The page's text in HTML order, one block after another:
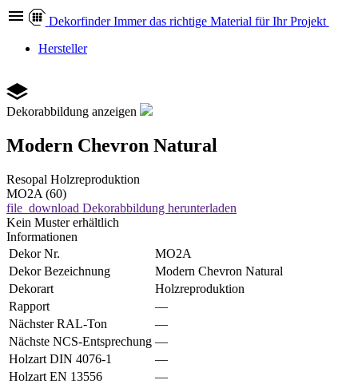
Dekorfinder Immer das richtige Material für Ihr Projekt
Hersteller
Dekorabbildung anzeigen
Modern Chevron Natural
Resopal Holzreproduktion
MO2A (60)
file_download Dekorabbildung herunterladen
Kein Muster erhältlich
Informationen
Dekor Nr.
MO2A
Dekor Bezeichnung
Modern Chevron Natural
Dekorart
Holzreproduktion
Rapport
—
Nächster RAL-Ton
—
Nächste NCS-Entsprechung —
Holzart DIN 4076-1
—
Holzart EN 13556
—